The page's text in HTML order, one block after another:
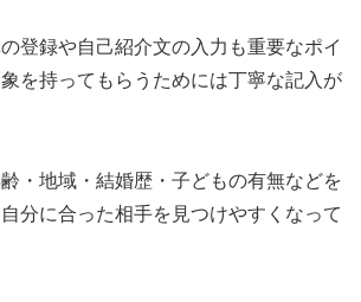
登録や自己紹介文の入力も重要なポイ
を持ってもらうためには丁寧な記入が
・地域・結婚歴・子どもの有無などを
分に合った相手を見つけやすくなって